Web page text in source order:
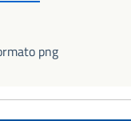
png